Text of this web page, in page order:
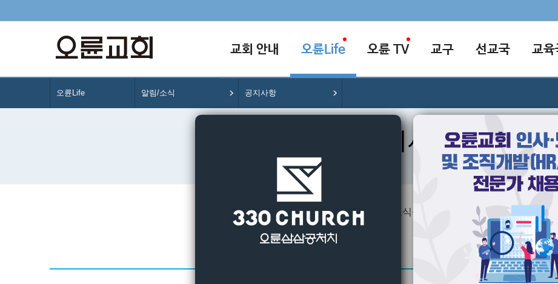
교회 안내 오륜Life 오륜 TV 교구 선교국 교육
오륜Life 알림/소식 공지사항
공지사항
교회의 다양한 소식을 알려드립니다.